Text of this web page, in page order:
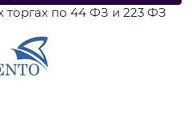
торгах по 44 ФЗ и 223 ФЗ